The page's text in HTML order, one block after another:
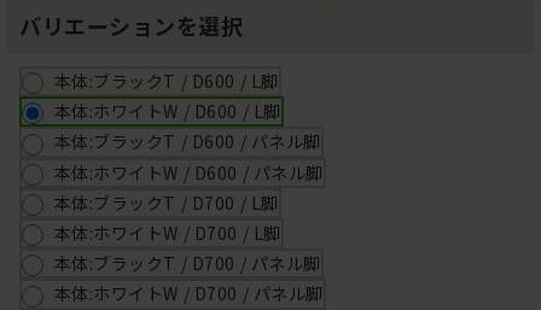
バリエーションを選択
本体:ブラックT / D600 / L脚
本体:ホワイトW / D600 / L脚
本体:ブラックT / D600 / パネル脚
本体:ホワイトW / D600 / パネル脚
本体:ブラックT / D700 / L脚
本体:ホワイトW / D700 / L脚
本体:ブラックT / D700 / パネル脚
本体:ホワイトW / D700 / パネル脚